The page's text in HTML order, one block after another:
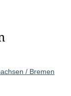
/ Bremen